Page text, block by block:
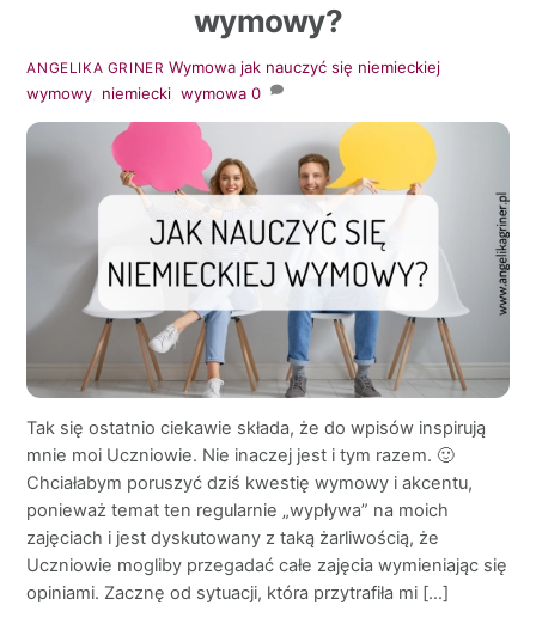
wymowy?
ANGELIKA GRINER Wymowa jak nauczyć się niemieckiej
wymowy niemiecki ,wymowa 0
Tak się ostatnio ciekawie składa, że do wpisów inspirują
mnie moi Uczniowie. Nie inaczej jest i tym razem. 🙂
Chciałabym poruszyć dziś kwestię wymowy i akcentu,
ponieważ temat ten regularnie „wypływa” na moich
zajęciach i jest dyskutowany z taką żarliwością, że
Uczniowie mogliby przegadać całe zajęcia wymieniając się
opiniami. Zacznę od sytuacji, która przytrafiła mi […]